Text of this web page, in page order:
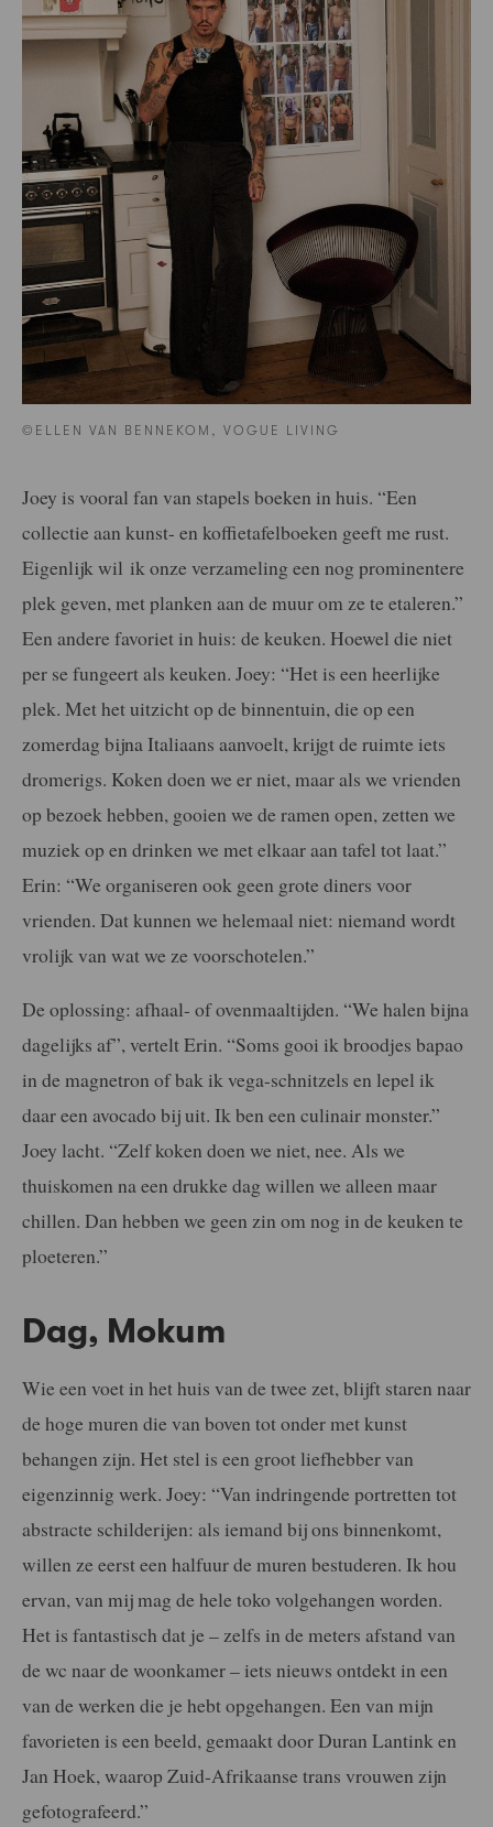
©ELLEN VAN BENNEKOM, VOGUE LIVING
Joey is vooral fan van stapels boeken in huis. “Een
collectie aan kunst- en koffietafelboeken geeft me rust.
Eigenlijk wil ik onze verzameling een nog prominentere
plek geven, met planken aan de muur om ze te etaleren.”
Een andere favoriet in huis: de keuken. Hoewel die niet
per se fungeert als keuken. Joey: “Het is een heerlijke
plek. Met het uitzicht op de binnentuin, die op een
zomerdag bijna Italiaans aanvoelt, krijgt de ruimte iets
dromerigs. Koken doen we er niet, maar als we vrienden
op bezoek hebben, gooien we de ramen open, zetten we
muziek op en drinken we met elkaar aan tafel tot laat.”
Erin: “We organiseren ook geen grote diners voor
vrienden. Dat kunnen we helemaal niet: niemand wordt
vrolijk van wat we ze voorschotelen.”
De oplossing: afhaal- of ovenmaaltijden. “We halen bijna
dagelijks af”, vertelt Erin. “Soms gooi ik broodjes bapao
in de magnetron of bak ik vega-schnitzels en lepel ik
daar een avocado bij uit. Ik ben een culinair monster.”
Joey lacht. “Zelf koken doen we niet, nee. Als we
thuiskomen na een drukke dag willen we alleen maar
chillen. Dan hebben we geen zin om nog in de keuken te
ploeteren.”
Dag, Mokum
Wie een voet in het huis van de twee zet, blijft staren naar
de hoge muren die van boven tot onder met kunst
behangen zijn. Het stel is een groot liefhebber van
eigenzinnig werk. Joey: “Van indringende portretten tot
abstracte schilderijen: als iemand bij ons binnenkomt,
willen ze eerst een halfuur de muren bestuderen. Ik hou
ervan, van mij mag de hele toko volgehangen worden.
Het is fantastisch dat je – zelfs in de meters afstand van
de wc naar de woonkamer – iets nieuws ontdekt in een
van de werken die je hebt opgehangen. Een van mijn
favorieten is een beeld, gemaakt door Duran Lantink en
Jan Hoek, waarop Zuid-Afrikaanse trans vrouwen zijn
gefotografeerd.”